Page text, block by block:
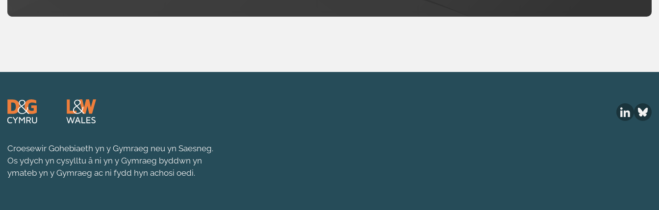
Croesewir Gohebiaeth yn y Gymraeg neu yn Saesneg.
Os ydych yn cysylltu â ni yn y Gymraeg byddwn yn
ymateb yn y Gymraeg ac ni fydd hyn achosi oedi.